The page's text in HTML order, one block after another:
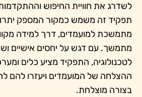
לשדרג את חוויית החיפוש
תפקיד זה משמש כמקור המספק
מתמשכת למועמדים, דרך למידה
מתמשך. עם דגש על יחסים אישיים
לטכנולוגיה, התפקיד מציע כלים
ההצלחה של המועמדים ויעזרו להם
בצורה מוצלחת.